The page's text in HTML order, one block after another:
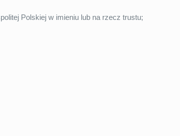
Polskiej w imieniu lub na rzecz trustu;